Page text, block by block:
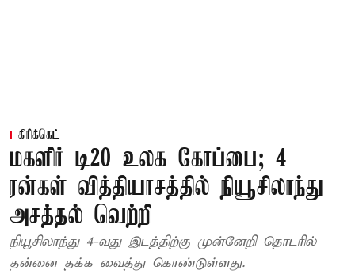
கிரிக்கெட்
மகளிர் டி20 உலக கோப்பை; 4
ரன்கள் வித்தியாசத்தில் நியூசிலாந்து
அசத்தல் வெற்றி
நியூசிலாந்து 4-வது இடத்திற்கு முன்னேறி தொடரில்
தன்னை தக்க வைத்து கொண்டுள்ளது.